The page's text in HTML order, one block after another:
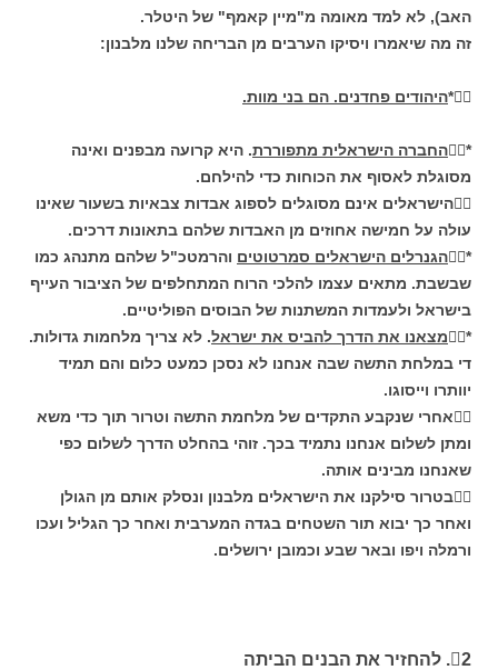
האב), לא למד מאומה מ"מיין קאמף" של היטלר.
זה מה שיאמרו ויסיקו הערבים מן הבריחה שלנו מלבנון:
* היהודים פחדנים. הם בני מוות.
* החברה הישראלית מתפוררת. היא קרועה מבפנים ואינה
מסוגלת לאסוף את הכוחות כדי להילחם.
הישראלים אינם מסוגלים לספוג אבדות צבאיות בשעור שאינו
עולה על חמישה אחוזים מן האבדות שלהם בתאונות דרכים.
*
הגנרלים הישראלים סמרטוטים והרמטכ"ל שלהם מתנהג כמו
שבשבת. מתאים עצמו להלכי הרוח המתחלפים של הציבור העייף
בישראל ולעמדות המשתנות של הבוסים הפוליטיים.
*
מצאנו את הדרך להביס את ישראל. לא צריך מלחמות גדולות.
די במלחת התשה שבה אנחנו לא נסכן כמעט כלום והם תמיד
יוותרו וייסוגו.
אחרי שנקבע התקדים של מלחמת התשה וטרור תוך כדי משא
ומתן לשלום אנחנו נתמיד בכך. זוהי בהחלט הדרך לשלום כפי
שאנחנו מבינים אותה.
בטרור סילקנו את הישראלים מלבנון ונסלק אותם מן הגולן
ואחר כך יבוא תור השטחים בגדה המערבית ואחר כך הגליל ועכו
ורמלה ויפו ובאר שבע וכמובן ירושלים.
2. להחזיר את הבנים הביתה